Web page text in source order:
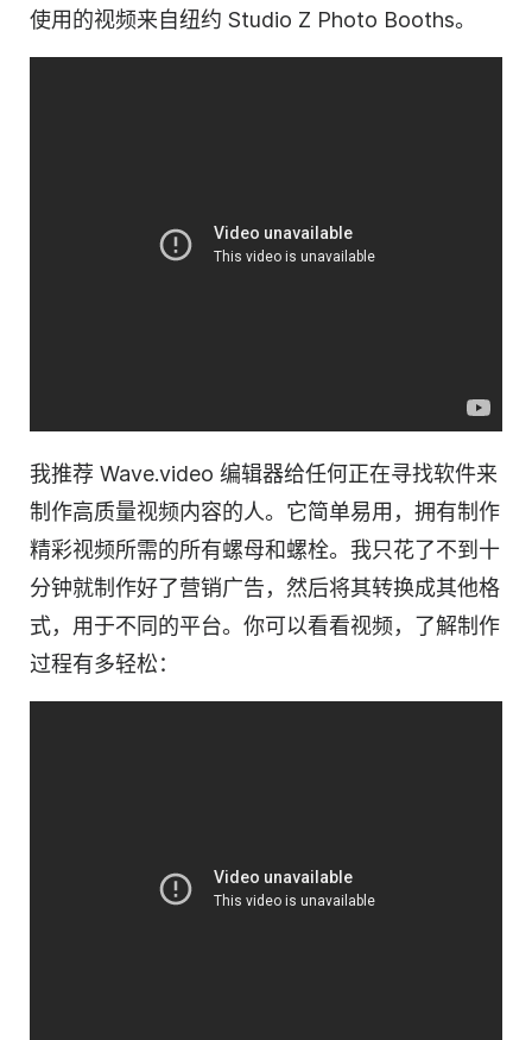
使用的视频来自纽约 Studio Z Photo Booths。
我推荐 Wave.video 编辑器给任何正在寻找软件来
制作高质量视频内容的人。它简单易用，拥有制作
精彩视频所需的所有螺母和螺栓。我只花了不到十
分钟就制作好了营销广告，然后将其转换成其他格
式，用于不同的平台。你可以看看视频，了解制作
过程有多轻松：